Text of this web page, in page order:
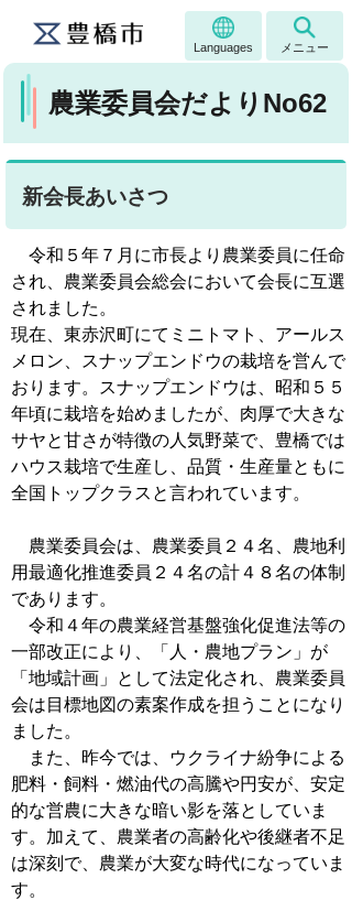
Languages メニュー
農業委員会だよりNo62
新会長あいさつ
令和５年７月に市長より農業委員に任命
され、農業委員会総会において会長に互選
されました。
現在、東赤沢町にてミニトマト、アールス
メロン、スナップエンドウの栽培を営んで
おります。スナップエンドウは、昭和５５
年頃に栽培を始めましたが、肉厚で大きな
サヤと甘さが特徴の人気野菜で、豊橋では
ハウス栽培で生産し、品質・生産量ともに
全国トップクラスと言われています。
農業委員会は、農業委員２４名、農地利
用最適化推進委員２４名の計４８名の体制
であります。
令和４年の農業経営基盤強化促進法等の
一部改正により、「人・農地プラン」が
「地域計画」として法定化され、農業委員
会は目標地図の素案作成を担うことになり
ました。
また、昨今では、ウクライナ紛争による
肥料・飼料・燃油代の高騰や円安が、安定
的な営農に大きな暗い影を落としていま
す。加えて、農業者の高齢化や後継者不足
は深刻で、農業が大変な時代になっていま
す。